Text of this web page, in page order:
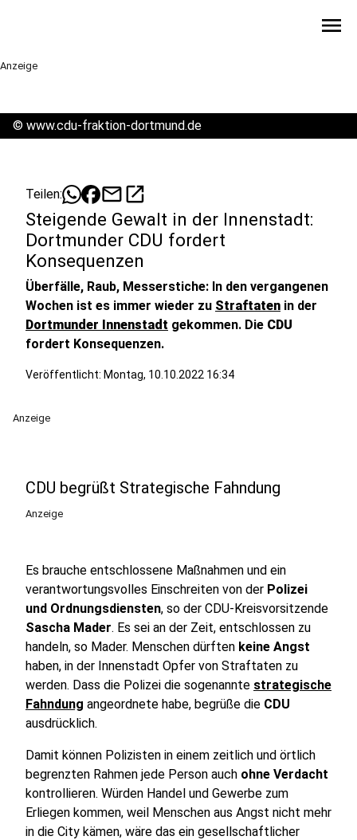
menu
Anzeige
© www.cdu-fraktion-dortmund.de
Teilen: mailopen_in_new
Steigende Gewalt in der Innenstadt:
Dortmunder CDU fordert
Konsequenzen
Überfälle, Raub, Messerstiche: In den vergangenen
Wochen ist es immer wieder zu Straftaten in der
Dortmunder Innenstadt gekommen. Die CDU
fordert Konsequenzen.
Veröffentlicht: Montag, 10.10.2022 16:34
Anzeige
CDU begrüßt Strategische Fahndung
Anzeige
Es brauche entschlossene Maßnahmen und ein
verantwortungsvolles Einschreiten von der Polizei
und Ordnungsdiensten, so der CDU-Kreisvorsitzende
Sascha Mader. Es sei an der Zeit, entschlossen zu
handeln, so Mader. Menschen dürften keine Angst
haben, in der Innenstadt Opfer von Straftaten zu
werden. Dass die Polizei die sogenannte strategische
Fahndung angeordnete habe, begrüße die CDU
ausdrücklich.
Damit können Polizisten in einem zeitlich und örtlich
begrenzten Rahmen jede Person auch ohne Verdacht
kontrollieren. Würden Handel und Gewerbe zum
Erliegen kommen, weil Menschen aus Angst nicht mehr
in die City kämen, wäre das ein gesellschaftlicher